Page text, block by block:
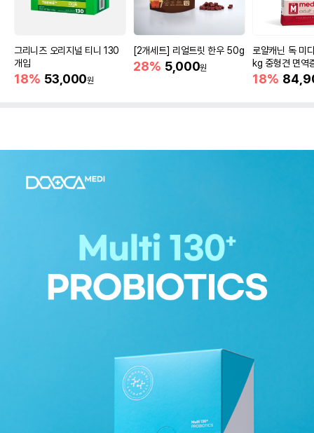
그리니즈 오리지널 티니 130
개입
18% 53,000원
[2개세트] 리얼트릿 한우 50g
28% 5,000원
로얄캐닌 독 미
kg 중형견 면역
18%